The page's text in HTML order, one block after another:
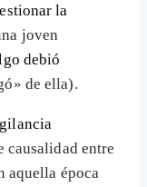
la
joven
debió
de ella).
causalidad entre
aquella época